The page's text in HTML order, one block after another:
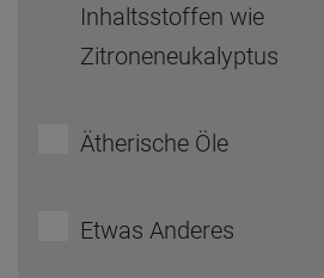
Inhaltsstoffen wie
Zitroneneukalyptus
Ätherische Öle
Etwas Anderes